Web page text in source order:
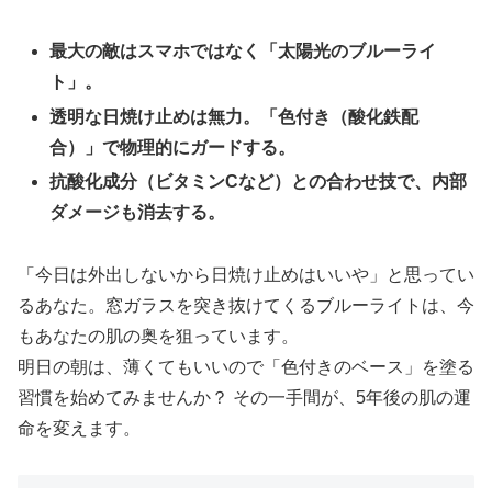
最大の敵はスマホではなく「太陽光のブルーライ
ト」。
透明な日焼け止めは無力。「色付き（酸化鉄配
合）」で物理的にガードする。
抗酸化成分（ビタミンCなど）との合わせ技で、内部
ダメージも消去する。
「今日は外出しないから日焼け止めはいいや」と思ってい
るあなた。窓ガラスを突き抜けてくるブルーライトは、今
もあなたの肌の奥を狙っています。
明日の朝は、薄くてもいいので「色付きのベース」を塗る
習慣を始めてみませんか？ その一手間が、5年後の肌の運
命を変えます。